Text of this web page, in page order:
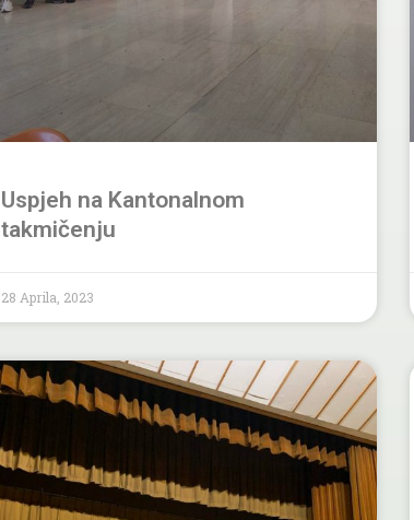
Uspjeh na Kantonalnom
takmičenju
28 Aprila, 2023